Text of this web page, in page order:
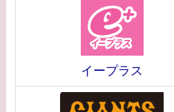
イープラス